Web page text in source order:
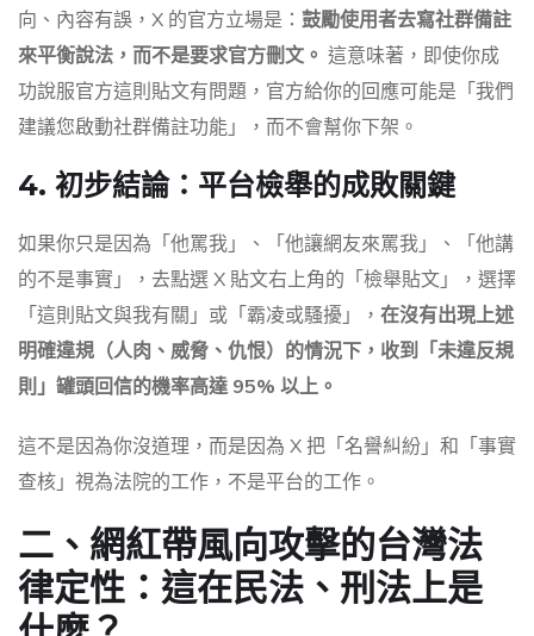
向、內容有誤，X 的官方立場是： 鼓勵使用者去寫社群備註
來平衡說法，而不是要求官方刪文。 這意味著，即使你成
功說服官方這則貼文有問題，官方給你的回應可能是「我們
建議您啟動社群備註功能」，而不會幫你下架。
4. 初步結論：平台檢舉的成敗關鍵
如果你只是因為「他罵我」、「他讓網友來罵我」、「他講
的不是事實」，去點選 X 貼文右上角的「檢舉貼文」，選擇
「這則貼文與我有關」或「霸凌或騷擾」， 在沒有出現上述
明確違規（人肉、威脅、仇恨）的情況下，收到「未違反規
則」罐頭回信的機率高達 95% 以上。
這不是因為你沒道理，而是因為 X 把「名譽糾紛」和「事實
查核」視為法院的工作，不是平台的工作。
二、網紅帶風向攻擊的台灣法
律定性：這在民法、刑法上是